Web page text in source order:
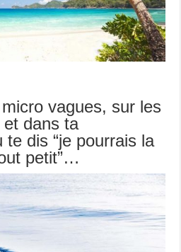
vagues, sur les
dans ta
dis “je pourrais la
petit”…